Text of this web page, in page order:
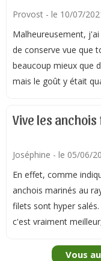
Provost - le 10/07/
Malheureusement,
de conserve vue que
beaucoup mieux que
mais le goût y était
Vive les
Joséphine - le 05/06/
En effet, comme
anchois marinés au
filets sont hyper
c'est vraiment
Vous